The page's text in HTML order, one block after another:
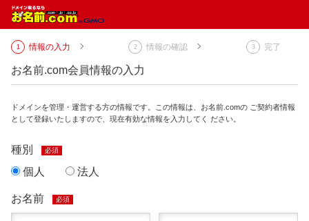
情報の入力 情報の確認 完了
お名前.com会員情報の入力
ドメインを管理・運営する方の情報です。この情報は、お名前.comの ご契約者情報
として登録いたしますので、現在有効な情報を入力してく ださい。
種別 必須
個人 法人
お名前 必須